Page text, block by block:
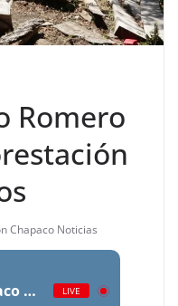
Romero
Chapaco Noticias
Radio Chapaco Noticias Las 24 horas en vivo LIVE